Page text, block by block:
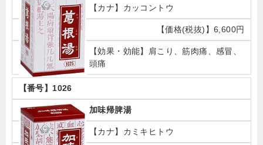
カッコントウ
6,600円
肩こり、筋肉痛、感冒、
頭痛
1026
加味帰脾湯
カミキヒトウ